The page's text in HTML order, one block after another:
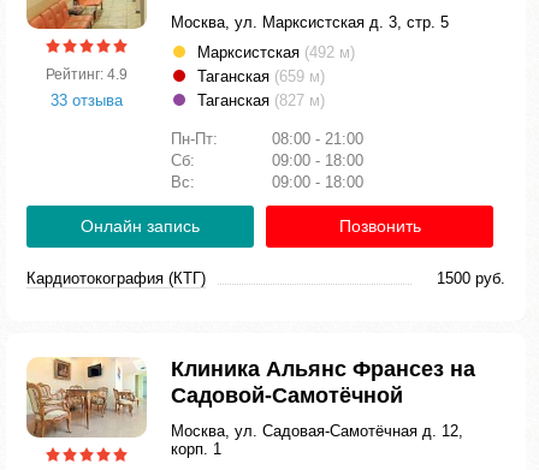
Рейтинг: 4.9
33 отзыва
Москва, ул. Марксистская д. 3, стр. 5
Марксистская (492 м)
Таганская (659 м)
Таганская (827 м)
Пн-Пт:
08:00 - 21:00
Сб:
09:00 - 18:00
Вс:
09:00 - 18:00
Онлайн запись Позвонить
Кардиотокография (КТГ) 1500 руб.
Клиника Альянс Франсез на
Садовой-Самотёчной
Москва, ул. Садовая-Самотёчная д. 12,
корп. 1